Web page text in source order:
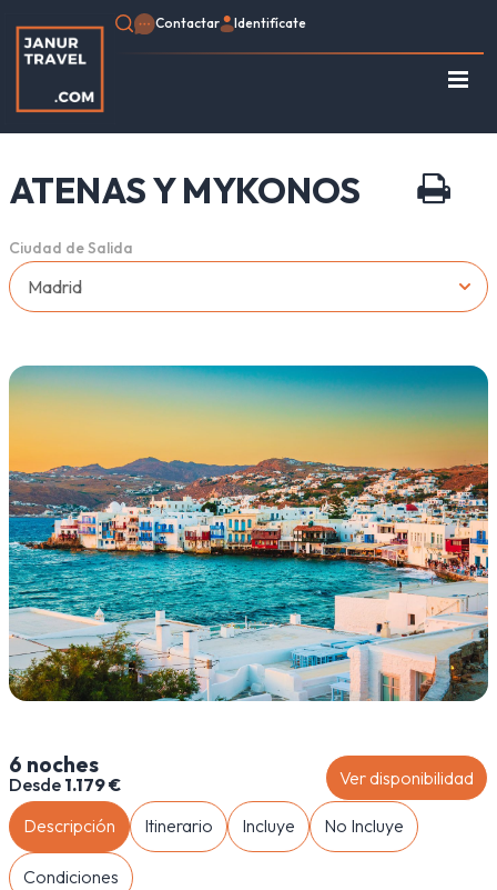
Contactar Identifícate
Inicio
Marruecos
Asia
Europa
Tipo de viaje
ATENAS Y MYKONOS
Ciudad de Salida
Descripción Itinerario Incluye No Incluye
Condiciones
6 noches
Desde 1.179 € Ver disponibilidad